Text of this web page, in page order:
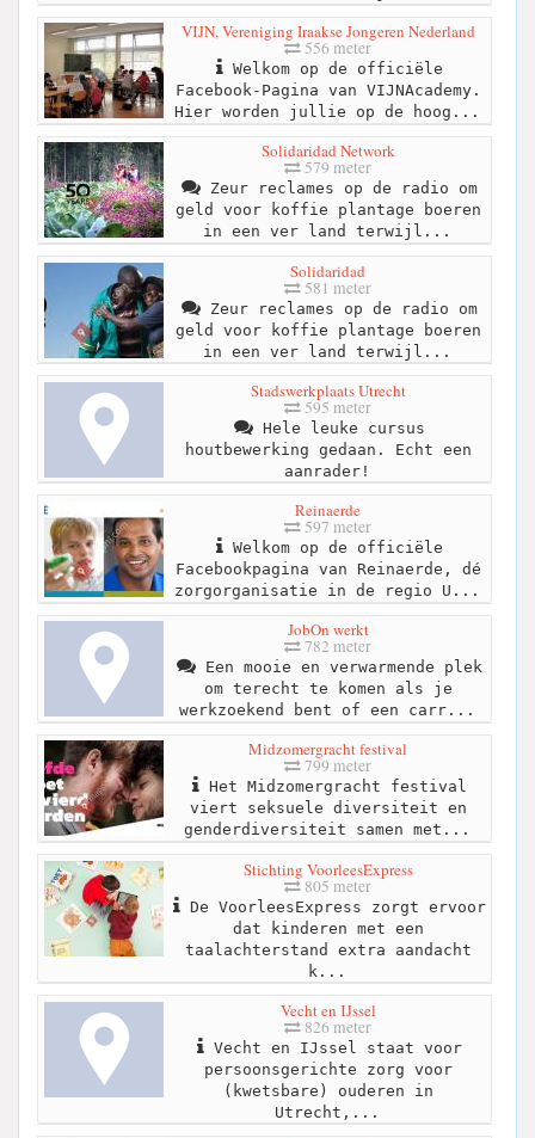
VIJN, Vereniging Iraakse Jongeren Nederland
556 meter
Welkom op de officiële
Facebook-Pagina van VIJNAcademy.
Hier worden jullie op de hoog...
Solidaridad Network
579 meter
Zeur reclames op de radio om
geld voor koffie plantage boeren
in een ver land terwijl...
Solidaridad
581 meter
Zeur reclames op de radio om
geld voor koffie plantage boeren
in een ver land terwijl...
Stadswerkplaats Utrecht
595 meter
Hele leuke cursus
houtbewerking gedaan. Echt een
aanrader!
Reinaerde
597 meter
Welkom op de officiële
Facebookpagina van Reinaerde, dé
zorgorganisatie in de regio U...
JobOn werkt
782 meter
Een mooie en verwarmende plek
om terecht te komen als je
werkzoekend bent of een carr...
Midzomergracht festival
799 meter
Het Midzomergracht festival
viert seksuele diversiteit en
genderdiversiteit samen met...
Stichting VoorleesExpress
805 meter
De VoorleesExpress zorgt ervoor
dat kinderen met een
taalachterstand extra aandacht
k...
Vecht en IJssel
826 meter
Vecht en IJssel staat voor
persoonsgerichte zorg voor
(kwetsbare) ouderen in
Utrecht,...